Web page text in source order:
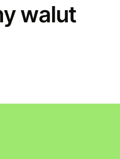
walut